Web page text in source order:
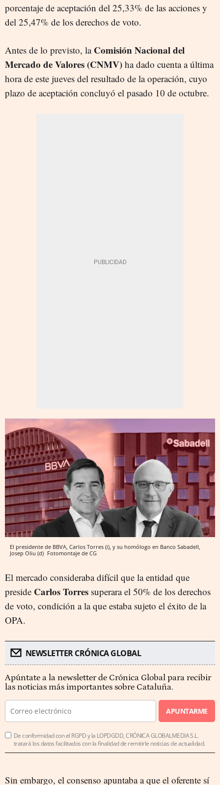
porcentaje de aceptación del 25,33% de las acciones y
del 25,47% de los derechos de voto.
Antes de lo previsto, la Comisión Nacional del
Mercado de Valores (CNMV) ha dado cuenta a última
hora de este jueves del resultado de la operación, cuyo
plazo de aceptación concluyó el pasado 10 de octubre.
El presidente de BBVA, Carlos Torres (i), y su homólogo en Banco Sabadell,
Josep Oliu (d) Fotomontaje de CG
El mercado consideraba difícil que la entidad que
preside Carlos Torres superara el 50% de los derechos
de voto, condición a la que estaba sujeto el éxito de la
OPA.
NEWSLETTER CRÓNICA GLOBAL
Apúntate a la newsletter de Crónica Global para recibir
las noticias más importantes sobre Cataluña.
APUNTARME
De conformidad con el RGPD y la LOPDGDD, CRÓNICA GLOBALMEDIA S.L.
tratará los datos facilitados con la finalidad de remitirle noticias de actualidad.
Sin embargo, el consenso apuntaba a que el oferente sí